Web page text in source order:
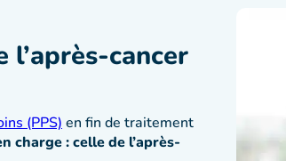
l’après-cancer
(PPS) en fin de traitement
charge : celle de l’après-